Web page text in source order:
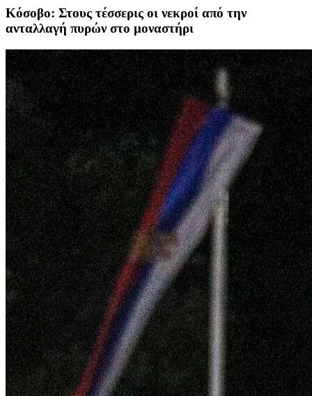
Κόσοβο: Στους τέσσερις οι νεκροί από την
ανταλλαγή πυρών στο μοναστήρι